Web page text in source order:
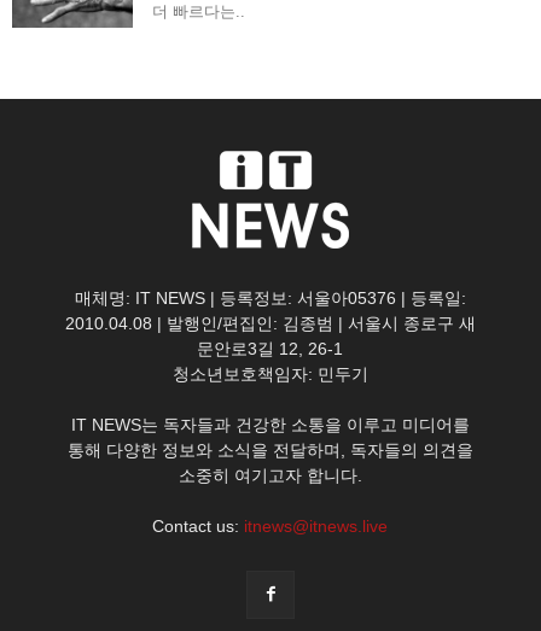
더 빠르다는..
매체명: IT NEWS | 등록정보: 서울아05376 | 등록일:
2010.04.08 | 발행인/편집인: 김종범 | 서울시 종로구 새
문안로3길 12, 26-1
청소년보호책임자: 민두기
IT NEWS는 독자들과 건강한 소통을 이루고 미디어를
통해 다양한 정보와 소식을 전달하며, 독자들의 의견을
소중히 여기고자 합니다.
Contact us: itnews@itnews.live